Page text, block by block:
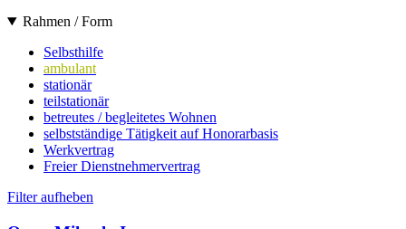
Rahmen / Form
Selbsthilfe
ambulant
stationär
teilstationär
betreutes / begleitetes Wohnen
selbstständige Tätigkeit auf Honorarbasis
Werkvertrag
Freier Dienstnehmervertrag
Filter aufheben